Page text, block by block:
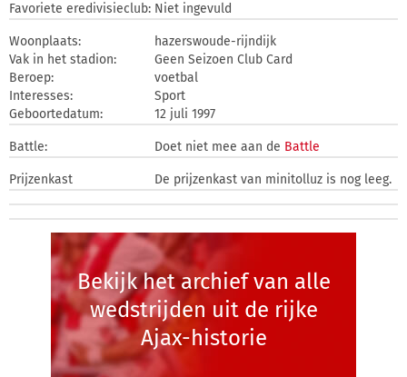
Favoriete eredivisieclub: Niet ingevuld
Woonplaats:
hazerswoude-rijndijk
Vak in het stadion:
Geen Seizoen Club Card
Beroep:
voetbal
Interesses:
Sport
Geboortedatum:
12 juli 1997
Battle: Doet niet mee aan de Battle
Prijzenkast De prijzenkast van minitolluz is nog leeg.
Bekijk het archief van alle
wedstrijden uit de rijke
Ajax-historie